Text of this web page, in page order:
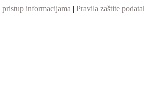
pristup informacijama | Pravila zaštite